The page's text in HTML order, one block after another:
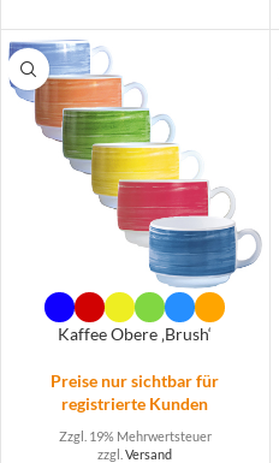
Kaffee Obere ‚Brush‘
Preise nur sichtbar für
registrierte Kunden
Zzgl. 19% Mehrwertsteuer
zzgl.Versand